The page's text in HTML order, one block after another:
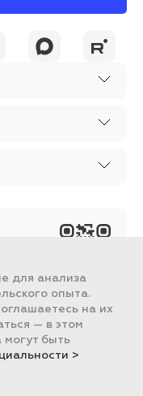
ознакомительный
определяемой
ИНН 2461018892,
для анализа
опыта.
на их
— в этом
могут быть
>